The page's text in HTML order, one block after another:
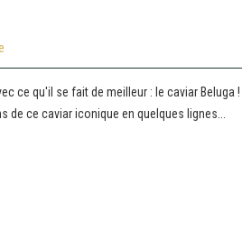
ce qu'il se fait de meilleur : le caviar Beluga !
de ce caviar iconique en quelques lignes...